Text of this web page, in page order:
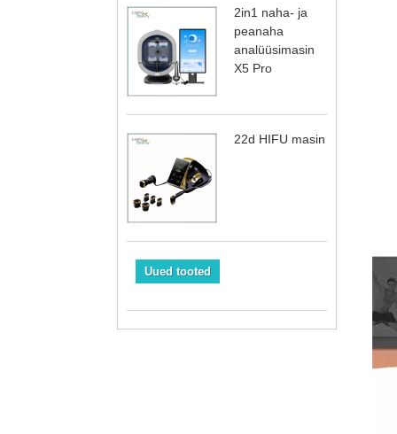
2in1 naha- ja
peanaha
analüüsimasin
X5 Pro
22d HIFU masin
Uued tooted